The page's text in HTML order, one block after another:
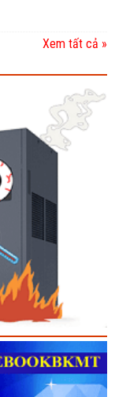
Xem tất cả »